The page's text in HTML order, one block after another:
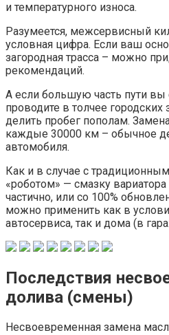
и температурного износа.
Разумеется, межсервисный
условная цифра. Если ваш
загородная трасса – можно
рекомендаций.
А если большую часть пути
проводите в толчее
делить пробег пополам.
каждые 30000 км – обычное
автомобиля.
Как и в случае с
«роботом» — смазку
частично, или со 100%
можно применить как в
автосервиса, так и дома (в
Последствия
долива (смены)
Несвоевременная замена